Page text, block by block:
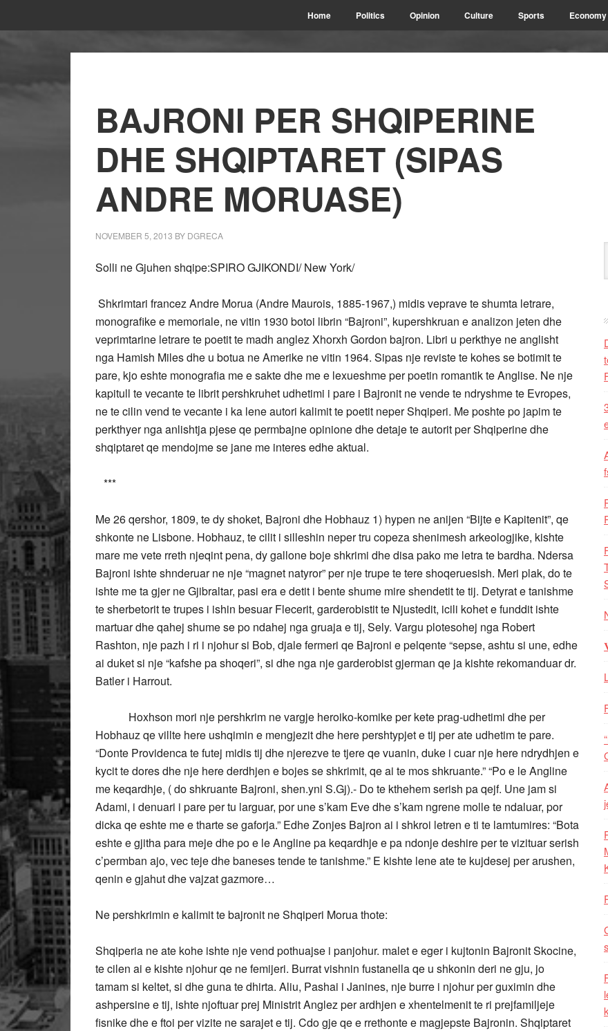
Home Politics Opinion Culture Sports Economy
BAJRONI PER SHQIPERINE
DHE SHQIPTARET (SIPAS
ANDRE MORUASE)
NOVEMBER 5, 2013 BY DGRECA
Solli ne Gjuhen shqipe:SPIRO GJIKONDI/ New York/
Shkrimtari francez Andre Morua (Andre Maurois, 1885-1967,) midis veprave te shumta letrare,
monografike e memoriale, ne vitin 1930 botoi librin “Bajroni”, kupershkruan e analizon jeten dhe
veprimtarine letrare te poetit te madh anglez Xhorxh Gordon bajron. Libri u perkthye ne anglisht
nga Hamish Miles dhe u botua ne Amerike ne vitin 1964. Sipas nje reviste te kohes se botimit te
pare, kjo eshte monografia me e sakte dhe me e lexueshme per poetin romantik te Anglise. Ne nje
kapitull te vecante te librit pershkruhet udhetimi i pare i Bajronit ne vende te ndryshme te Evropes,
ne te cilin vend te vecante i ka lene autori kalimit te poetit neper Shqiperi. Me poshte po japim te
perkthyer nga anlishtja pjese qe permbajne opinione dhe detaje te autorit per Shqiperine dhe
shqiptaret qe mendojme se jane me interes edhe aktual.
***
Me 26 qershor, 1809, te dy shoket, Bajroni dhe Hobhauz 1) hypen ne anijen “Bijte e Kapitenit”, qe
shkonte ne Lisbone. Hobhauz, te cilit i silleshin neper tru copeza shenimesh arkeologjike, kishte
mare me vete rreth njeqint pena, dy gallone boje shkrimi dhe disa pako me letra te bardha. Ndersa
Bajroni ishte shnderuar ne nje “magnet natyror” per nje trupe te tere shoqeruesish. Meri plak, do te
ishte me ta gjer ne Gjibraltar, pasi era e detit i bente shume mire shendetit te tij. Detyrat e tanishme
te sherbetorit te trupes i ishin besuar Flecerit, garderobistit te Njustedit, icili kohet e funddit ishte
martuar dhe qahej shume se po ndahej nga gruaja e tij, Sely. Vargu plotesohej nga Robert
Rashton, nje pazh i ri i njohur si Bob, djale fermeri qe Bajroni e pelqente “sepse, ashtu si une, edhe
ai duket si nje “kafshe pa shoqeri”, si dhe nga nje garderobist gjerman qe ja kishte rekomanduar dr.
Batler i Harrout.
Hoxhson mori nje pershkrim ne vargje heroiko-komike per kete prag-udhetimi dhe per
Hobhauz qe villte here ushqimin e mengjezit dhe here pershtypjet e tij per ate udhetim te pare.
“Donte Providenca te futej midis tij dhe njerezve te tjere qe vuanin, duke i cuar nje here ndrydhjen e
kycit te dores dhe nje here derdhjen e bojes se shkrimit, qe ai te mos shkruante.” “Po e le Angline
me keqardhje, ( do shkruante Bajroni, shen.yni S.Gj).- Do te kthehem serish pa qejf. Une jam si
Adami, i denuari i pare per tu larguar, por une s’kam Eve dhe s’kam ngrene molle te ndaluar, por
dicka qe eshte me e tharte se gaforja.” Edhe Zonjes Bajron ai i shkroi letren e ti te lamtumires: “Bota
eshte e gjitha para meje dhe po e le Angline pa keqardhje e pa ndonje deshire per te vizituar serish
c’permban ajo, vec teje dhe baneses tende te tanishme.” E kishte lene ate te kujdesej per arushen,
qenin e gjahut dhe vajzat gazmore…
Ne pershkrimin e kalimit te bajronit ne Shqiperi Morua thote:
Shqiperia ne ate kohe ishte nje vend pothuajse i panjohur. malet e eger i kujtonin Bajronit Skocine,
te cilen ai e kishte njohur qe ne femijeri. Burrat vishnin fustanella qe u shkonin deri ne gju, jo
tamam si keltet, si dhe guna te dhirta. Aliu, Pashai i Janines, nje burre i njohur per guximin dhe
ashpersine e tij, ishte njoftuar prej Ministrit Anglez per ardhjen e xhentelmenit te ri prejfamiljeje
fisnike dhe e ftoi per vizite ne sarajet e tij. Cdo gje qe e rrethonte e magjepste Bajronin. Shqiptaret